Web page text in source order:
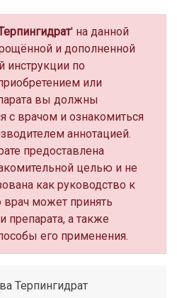
' на данной
и дополненной
инструкции по
или
вы должны
с врачом и ознакомиться
аннотацией.
предоставлена
целью и не
как руководство к
может принять
препарата, а также
его применения.
Терпингидрат